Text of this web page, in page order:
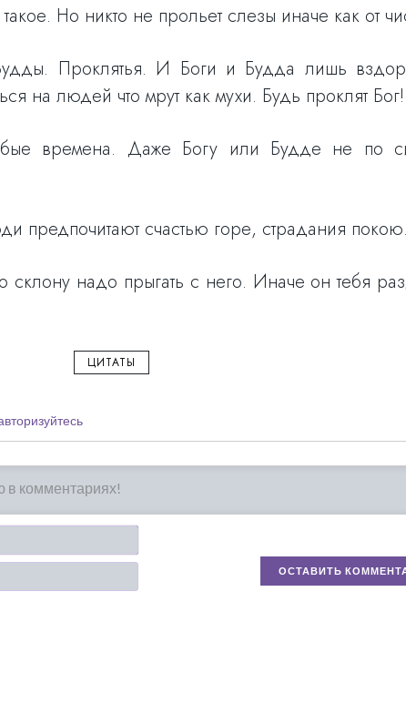
Но никто не прольет слезы иначе как от
Проклятья. И Боги и Будда лишь
на людей что мрут как мухи. Будь проклят Бог!
времена. Даже Богу или Будде не по
предпочитают счастью горе, страдания покою.
склону надо прыгать с него. Иначе он тебя
ЦИТАТЫ